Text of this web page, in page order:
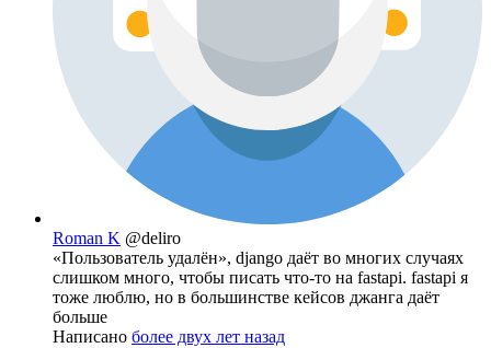
Roman K @deliro
«Пользователь удалён», django даёт во многих случаях
слишком много, чтобы писать что-то на fastapi. fastapi я
тоже люблю, но в большинстве кейсов джанга даёт
больше
Написано более двух лет назад